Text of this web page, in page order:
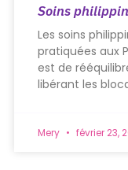
Soins
Les soins
pratiquées aux
est de
libérant les
Mery février 23,